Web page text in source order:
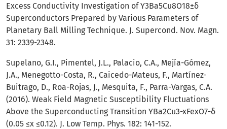
Excess Conductivity Investigation of Y3Ba5Cu8O18±δ
Superconductors Prepared by Various Parameters of
Planetary Ball Milling Technique. J. Supercond. Nov. Magn.
31: 2339-2348.
Supelano, G.I., Pimentel, J.L., Palacio, C.A., Mejía-Gómez,
J.A., Menegotto-Costa, R., Caicedo-Mateus, F., Martínez-
Buitrago, D., Roa-Rojas, J., Mesquita, F., Parra-Vargas, C.A.
(2016). Weak Field Magnetic Susceptibility Fluctuations
Above the Superconducting Transition YBa2Cu3-xFexO7-δ
(0.05 ≤x ≤0.12). J. Low Temp. Phys. 182: 141-152.